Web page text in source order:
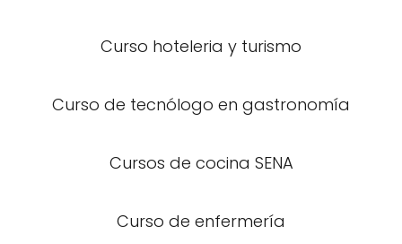
Curso hoteleria y turismo
Curso de tecnólogo en gastronomía
Cursos de cocina SENA
Curso de enfermería